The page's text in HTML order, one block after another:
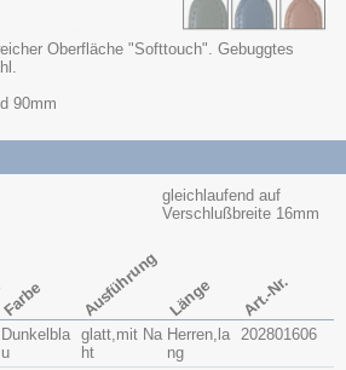
Oberfläche "Softtouch". Gebuggtes
90mm
gleichlaufend auf
Verschlußbreite 16mm
Farbe Ausführung Länge Art.-Nr.
Dunkelbla
u
glatt,mit Na
ht
Herren,la
ng
202801606